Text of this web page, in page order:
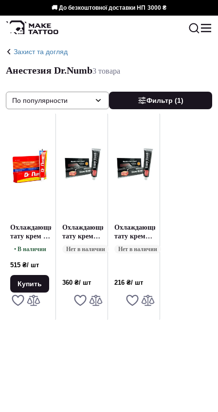
🚚 До безкоштовної доставки НП 3000 ₴
Захист та догляд
Анестезия Dr.Numb3 товара
Фильтр (1)
По популярности
Охлаждающий
тату крем Dr
Numb
• В наличии
515 ₴/ шт
Купить
Охлаждающий
тату крем
Super Deep
Нет в наличии
360 ₴/ шт
Охлаждающий
тату крем
Super Deep
Нет в наличии
216 ₴/ шт